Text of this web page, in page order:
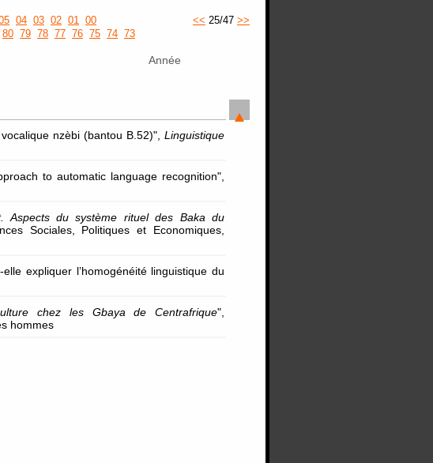
04 03 02 01 00
80 79 78 77 76 75 74 73
<< 25/47 >>
Année
nzèbi (bantou B.52)", Linguistique
to automatic language recognition",
Aspects du système rituel des Baka du
Sociales, Politiques et Economiques,
expliquer l’homogénéité linguistique du
chez les Gbaya de Centrafrique",
hommes